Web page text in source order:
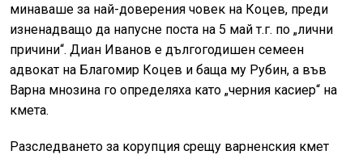
минаваше за най-доверения човек на Коцев, преди
изненадващо да напусне поста на 5 май т.г. по „лични
причини“. Диан Иванов е дългогодишен семеен
адвокат на Благомир Коцев и баща му Рубин, а във
Варна мнозина го определяха като „черния касиер“ на
кмета.
Разследването за корупция срещу варненския кмет